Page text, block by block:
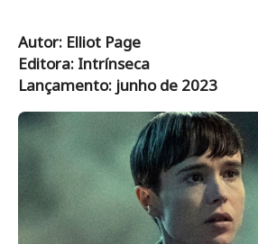
Autor: Elliot Page
Editora: Intrínseca
Lançamento: junho de 2023